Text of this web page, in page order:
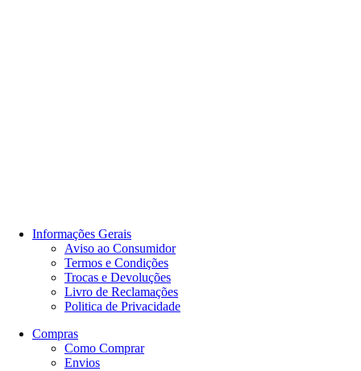
Informações Gerais
Aviso ao Consumidor
Termos e Condições
Trocas e Devoluções
Livro de Reclamações
Politica de Privacidade
Compras
Como Comprar
Envios